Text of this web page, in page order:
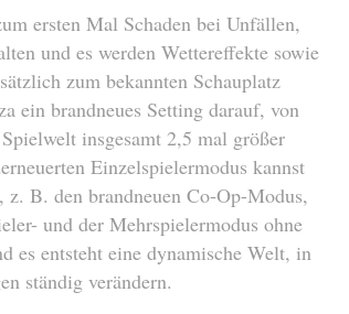
ersten Mal Schaden bei Unfällen,
und es werden Wettereffekte sowie
zum bekannten Schauplatz
ein brandneues Setting darauf, von
insgesamt 2,5 mal größer
Einzelspielermodus kannst
B. den brandneuen Co-Op-Modus,
und der Mehrspielermodus ohne
es entsteht eine dynamische Welt, in
ständig verändern.